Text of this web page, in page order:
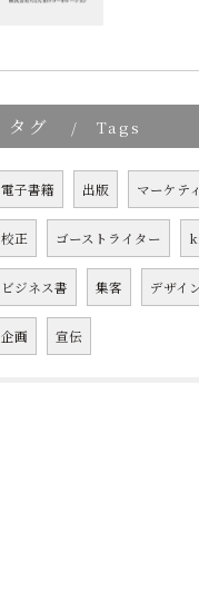
タグ Tags
電子書籍 出版 マーケテ
校正 ゴーストライター
ビジネス書 集客 デザイ
企画 宣伝